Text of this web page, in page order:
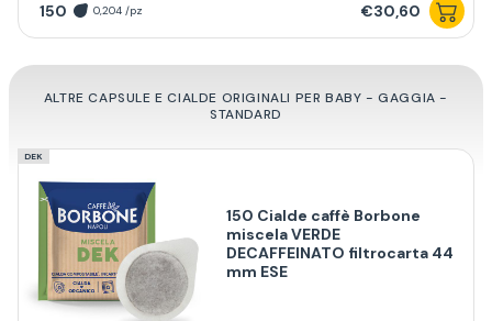
150 0,204 /pz €30,60
ALTRE CAPSULE E CIALDE ORIGINALI PER BABY - GAGGIA -
STANDARD
DEK
150 Cialde caffè Borbone
miscela VERDE
DECAFFEINATO filtrocarta 44
mm ESE